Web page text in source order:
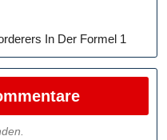
In Der Formel 1